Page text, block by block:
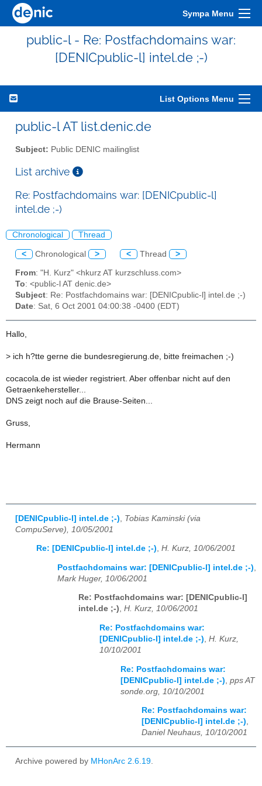
Sympa Menu
public-l - Re: Postfachdomains war:
[DENICpublic-l] intel.de ;-)
List Options Menu
public-l AT list.denic.de
Subject: Public DENIC mailinglist
List archive
Re: Postfachdomains war: [DENICpublic-l]
intel.de ;-)
Chronological Thread
< Chronological > < Thread >
From: "H. Kurz" <hkurz AT kurzschluss.com>
To: <public-l AT denic.de>
Subject: Re: Postfachdomains war: [DENICpublic-l] intel.de ;-)
Date: Sat, 6 Oct 2001 04:00:38 -0400 (EDT)
Hallo,
> ich h?tte gerne die bundesregierung.de, bitte freimachen ;-)
cocacola.de ist wieder registriert. Aber offenbar nicht auf den
Getraenkehersteller...
DNS zeigt noch auf die Brause-Seiten...
Gruss,
Hermann
[DENICpublic-l] intel.de ;-)
Tobias Kaminski (via
CompuServe), 10/05/2001
Re: [DENICpublic-l] intel.de ;-), H. Kurz, 10/06/2001
Postfachdomains war: [DENICpublic-l] intel.de ;-)
Mark Huger, 10/06/2001
Re: Postfachdomains war: [DENICpublic-l]
intel.de ;-), H. Kurz, 10/06/2001
Re: Postfachdomains war:
[DENICpublic-l] intel.de ;-) H. Kurz,
10/10/2001
Re: Postfachdomains war:
[DENICpublic-l] intel.de ;-) pps AT
sonde.org, 10/10/2001
Re: Postfachdomains war:
[DENICpublic-l] intel.de ;-),
Daniel Neuhaus, 10/10/2001
Archive powered by MHonArc 2.6.19.